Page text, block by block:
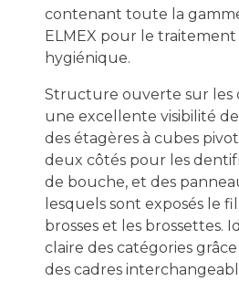
contenant toute la
ELMEX pour le
hygiénique.
Structure ouverte sur les
une excellente visibilité
des étagères à cubes
deux côtés pour les
de bouche, et des
lesquels sont exposés le
brosses et les brossettes.
claire des catégories
des cadres